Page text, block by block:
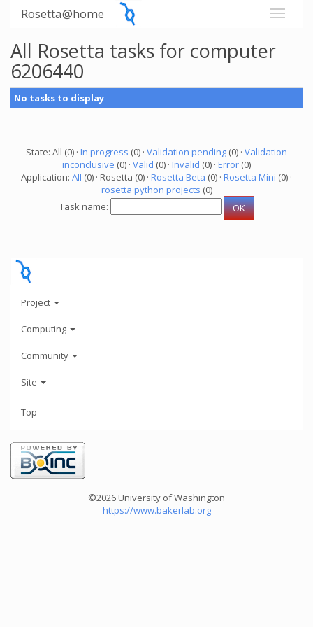
Rosetta@home
All Rosetta tasks for computer
6206440
No tasks to display
State: All (0) · In progress (0) · Validation pending (0) · Validation
inconclusive (0) · Valid (0) · Invalid (0) · Error (0)
Application: All (0) · Rosetta (0) · Rosetta Beta (0) · Rosetta Mini (0) ·
rosetta python projects (0)
Task name:
Project
Computing
Community
Site
Top
©2026 University of Washington
https://www.bakerlab.org